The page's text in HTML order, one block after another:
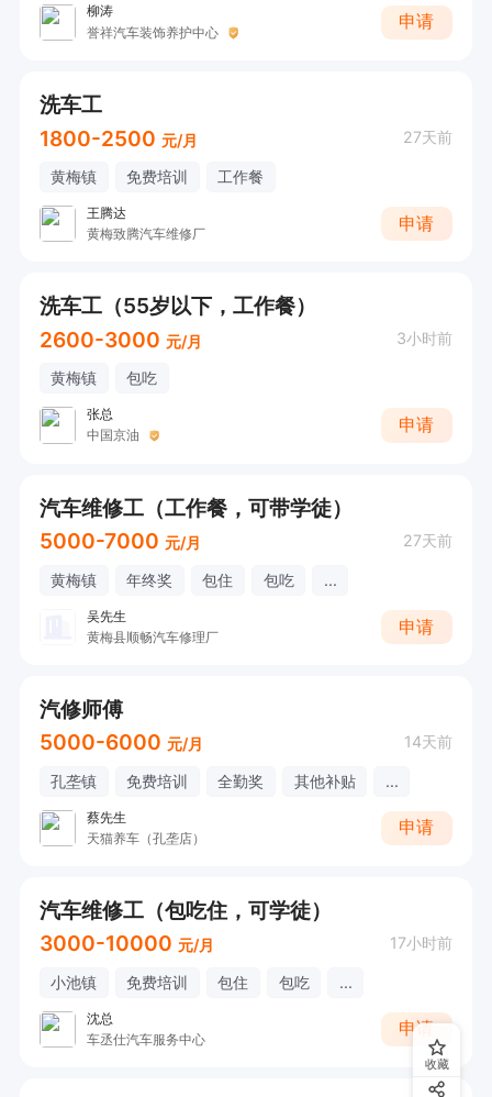
柳涛
誉祥汽车装饰养护中心
申请
洗车工
1800-2500 元/月 27天前
黄梅镇 免费培训 工作餐
王腾达
黄梅致腾汽车维修厂
申请
洗车工（55岁以下，工作餐）
2600-3000 元/月 3小时前
黄梅镇 包吃
张总
中国京油
申请
汽车维修工（工作餐，可带学徒）
5000-7000 元/月 27天前
黄梅镇 年终奖 包住 包吃 ...
吴先生
黄梅县顺畅汽车修理厂
申请
汽修师傅
5000-6000 元/月 14天前
孔垄镇 免费培训 全勤奖 其他补贴 ...
蔡先生
天猫养车（孔垄店）
申请
汽车维修工（包吃住，可学徒）
3000-10000 元/月 17小时前
小池镇 免费培训 包住 包吃 ...
沈总
车丞仕汽车服务中心
申请
收藏